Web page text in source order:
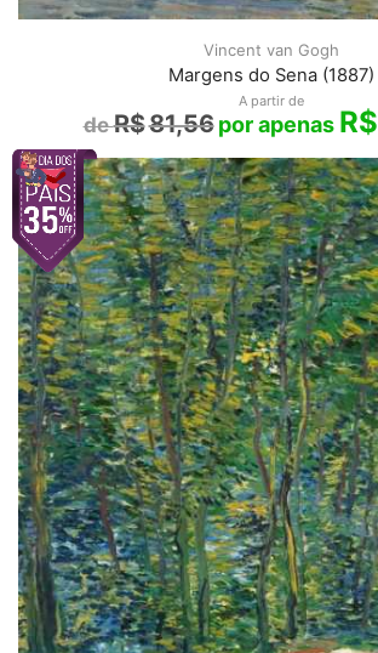
Vincent van Gogh
Margens do Sena (1887)
A partir de
R$81,56 R$